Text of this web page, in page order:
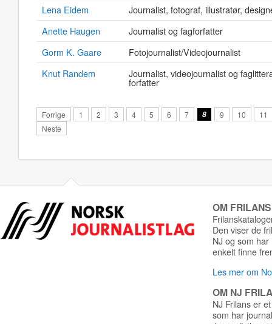
Lena Eidem
Journalist, fotograf, illustratør,
Anette Haugen
Journalist og fagforfatter
Gorm K. Gaare
Fotojournalist/Videojournalist
Knut Randem
Journalist, videojournalist og
forfatter
Forrige 1 2 3 4 5 6 7 8 9 10
11
Neste
OM
Den viser de
NJ og som
enkelt finne
Les mer om
OM NJ
NJ Frilans er
som har